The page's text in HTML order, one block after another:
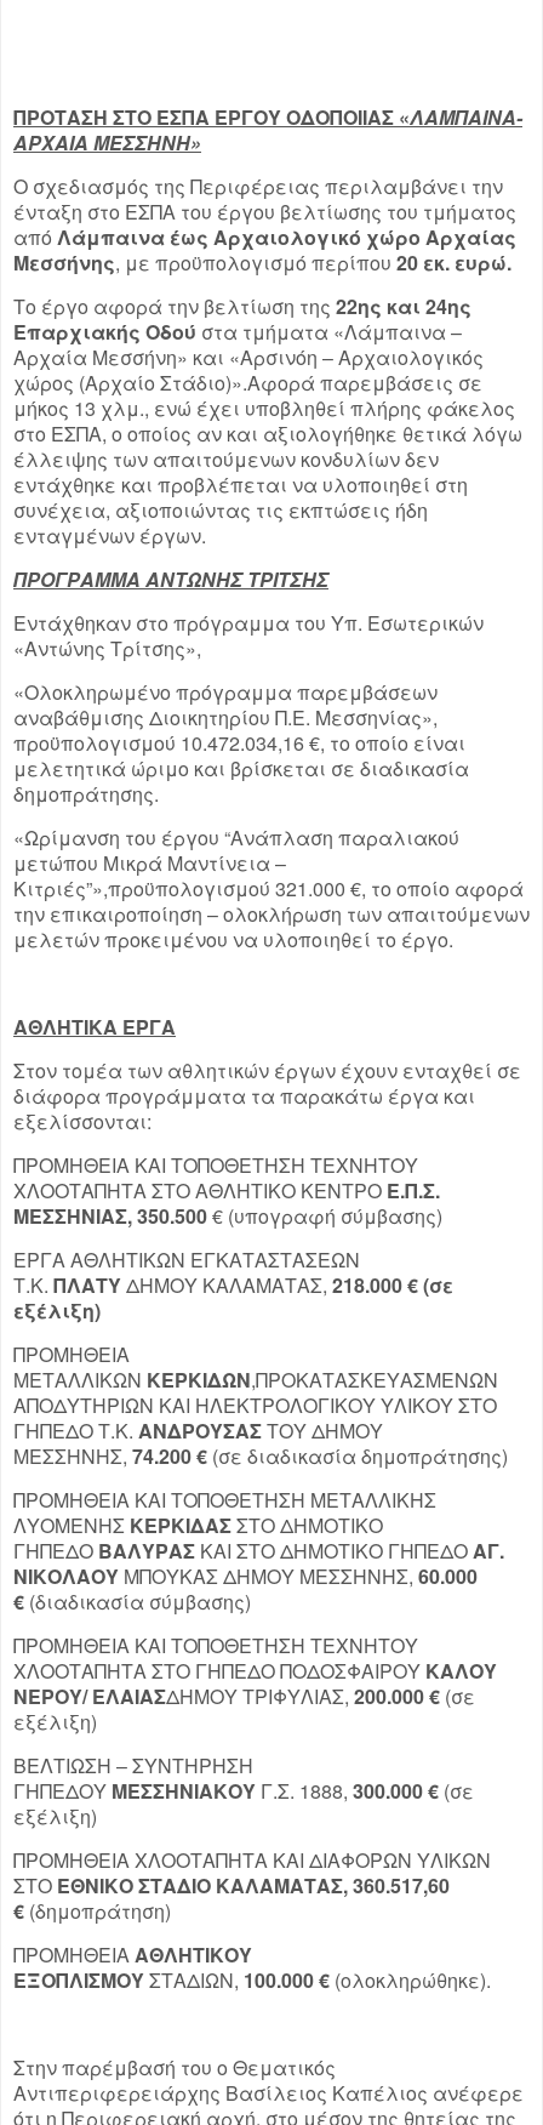
ΠΡΟΤΑΣΗ ΣΤΟ ΕΣΠΑ ΕΡΓΟΥ ΟΔΟΠΟΙΙΑΣ «ΛΑΜΠΑΙΝΑ-
ΑΡΧΑΙΑ ΜΕΣΣΗΝΗ»
Ο σχεδιασμός της Περιφέρειας περιλαμβάνει την
ένταξη στο ΕΣΠΑ του έργου βελτίωσης του τμήματος
από Λάμπαινα έως Αρχαιολογικό χώρο Αρχαίας
Μεσσήνης, με προϋπολογισμό περίπου 20 εκ. ευρώ.
Το έργο αφορά την βελτίωση της 22ης και 24ης
Επαρχιακής Οδού στα τμήματα «Λάμπαινα –
Αρχαία Μεσσήνη» και «Αρσινόη – Αρχαιολογικός
χώρος (Αρχαίο Στάδιο)».Αφορά παρεμβάσεις σε
μήκος 13 χλμ., ενώ έχει υποβληθεί πλήρης φάκελος
στο ΕΣΠΑ, ο οποίος αν και αξιολογήθηκε θετικά λόγω
έλλειψης των απαιτούμενων κονδυλίων δεν
εντάχθηκε και προβλέπεται να υλοποιηθεί στη
συνέχεια, αξιοποιώντας τις εκπτώσεις ήδη
ενταγμένων έργων.
ΠΡΟΓΡΑΜΜΑ ΑΝΤΩΝΗΣ ΤΡΙΤΣΗΣ
Εντάχθηκαν στο πρόγραμμα του Υπ. Εσωτερικών
«Αντώνης Τρίτσης»,
«Ολοκληρωμένο πρόγραμμα παρεμβάσεων
αναβάθμισης Διοικητηρίου Π.Ε. Μεσσηνίας»,
προϋπολογισμού 10.472.034,16 €, το οποίο είναι
μελετητικά ώριμο και βρίσκεται σε διαδικασία
δημοπράτησης.
«Ωρίμανση του έργου “Ανάπλαση παραλιακού
μετώπου Μικρά Μαντίνεια –
Κιτριές”»,προϋπολογισμού 321.000 €, το οποίο αφορά
την επικαιροποίηση – ολοκλήρωση των απαιτούμενων
μελετών προκειμένου να υλοποιηθεί το έργο.
ΑΘΛΗΤΙΚΑ ΕΡΓΑ
Στον τομέα των αθλητικών έργων έχουν ενταχθεί σε
διάφορα προγράμματα τα παρακάτω έργα και
εξελίσσονται:
ΠΡΟΜΗΘΕΙΑ ΚΑΙ ΤΟΠΟΘΕΤΗΣΗ ΤΕΧΝΗΤΟΥ
ΧΛΟΟΤΑΠΗΤΑ ΣΤΟ ΑΘΛΗΤΙΚΟ ΚΕΝΤΡΟ Ε.Π.Σ.
ΜΕΣΣΗΝΙΑΣ, 350.500€ (υπογραφή σύμβασης)
ΕΡΓΑ ΑΘΛΗΤΙΚΩΝ ΕΓΚΑΤΑΣΤΑΣΕΩΝ
Τ.Κ. ΠΛΑΤΥΔΗΜΟΥ ΚΑΛΑΜΑΤΑΣ, 218.000 € (σε
εξέλιξη)
ΠΡΟΜΗΘΕΙΑ
ΜΕΤΑΛΛΙΚΩΝ ΚΕΡΚΙΔΩΝ,ΠΡΟΚΑΤΑΣΚΕΥΑΣΜΕΝΩΝ
ΑΠΟΔΥΤΗΡΙΩΝ ΚΑΙ ΗΛΕΚΤΡΟΛΟΓΙΚΟΥ ΥΛΙΚΟΥ ΣΤΟ
ΓΗΠΕΔΟ Τ.Κ. ΑΝΔΡΟΥΣΑΣΤΟΥ ΔΗΜΟΥ
ΜΕΣΣΗΝΗΣ, 74.200 € (σε διαδικασία δημοπράτησης)
ΠΡΟΜΗΘΕΙΑ ΚΑΙ ΤΟΠΟΘΕΤΗΣΗ ΜΕΤΑΛΛΙΚΗΣ
ΛΥΟΜΕΝΗΣ ΚΕΡΚΙΔΑΣΣΤΟ ΔΗΜΟΤΙΚΟ
ΓΗΠΕΔΟ ΒΑΛΥΡΑΣ ΚΑΙ ΣΤΟ ΔΗΜΟΤΙΚΟ ΓΗΠΕΔΟΑΓ.
ΝΙΚΟΛΑΟΥ ΜΠΟΥΚΑΣ ΔΗΜΟΥ ΜΕΣΣΗΝΗΣ, 60.000
€ (διαδικασία σύμβασης)
ΠΡΟΜΗΘΕΙΑ ΚΑΙ ΤΟΠΟΘΕΤΗΣΗ ΤΕΧΝΗΤΟΥ
ΧΛΟΟΤΑΠΗΤΑ ΣΤΟ ΓΗΠΕΔΟ ΠΟΔΟΣΦΑΙΡΟΥ ΚΑΛΟΥ
ΝΕΡΟΥ/ ΕΛΑΙΑΣΔΗΜΟΥ ΤΡΙΦΥΛΙΑΣ, 200.000 € (σε
εξέλιξη)
ΒΕΛΤΙΩΣΗ – ΣΥΝΤΗΡΗΣΗ
ΓΗΠΕΔΟΥ ΜΕΣΣΗΝΙΑΚΟΥ Γ.Σ. 1888, 300.000 € (σε
εξέλιξη)
ΠΡΟΜΗΘΕΙΑ ΧΛΟΟΤΑΠΗΤΑ ΚΑΙ ΔΙΑΦΟΡΩΝ ΥΛΙΚΩΝ
ΣΤΟ ΕΘΝΙΚΟ ΣΤΑΔΙΟ ΚΑΛΑΜΑΤΑΣ, 360.517,60
€ (δημοπράτηση)
ΠΡΟΜΗΘΕΙΑΑΘΛΗΤΙΚΟΥ
ΕΞΟΠΛΙΣΜΟΥΣΤΑΔΙΩΝ, 100.000 € (ολοκληρώθηκε).
Στην παρέμβασή του ο Θεματικός
Αντιπεριφερειάρχης Βασίλειος Καπέλιος ανέφερε
ότι η Περιφερειακή αρχή, στο μέσον της θητείας της